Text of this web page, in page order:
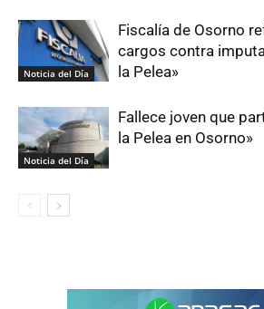
Noticia del Día
Fiscalía de Osorno
cargos contra
la Pelea»
Noticia del Día
Fallece joven que
la Pelea en Osorno»